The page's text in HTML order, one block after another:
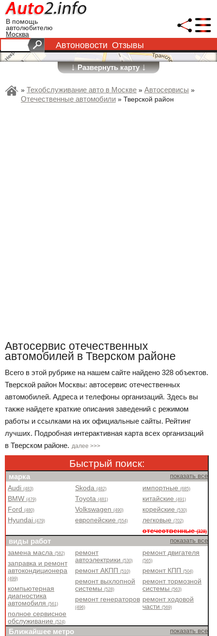
В помощь
автолюбителю
Москва
Автоновости Отзывы
↓Развернуть карту↓
» Техобслуживание авто в Москве » Автосервисы »
Отечественные автомобили » Тверской район
Автосервис отечественных
автомобилей в Тверском районе
Всего в этой рубрике на нашем сайте найдено 328 объектов.
Тверской район Москвы: автосервис отечественных
автомобилей. Адреса и телефоны организаций. Здесь вы
также найдете краткие описания заведений с режимом
работы и ссылками на их официальные сайты. Рейтинг
лучших. Подробная интерактивная карта всех организаций
в Тверском районе. далее >>>
Быстрый поиск:
марка показать все
Audi(483)
BMW(479)
Ford(480)
Hyundai(479)
Skoda(482)
Toyota(481)
Volkswagen(490)
европейские(554)
импортные(685)
китайские(491)
корейские(530)
легковые(702)
отечественные(328)
виды работ показать все
замена масла(582)
заправка и ремонт
автокондиционера
(499)
компьютерная
диагностика
автомобиля(561)
полное сервисное
обслуживание(524)
ремонт
автоэлектрики(530)
ремонт АКПП(510)
ремонт выхлопной
системы(528)
ремонт генераторов
(496)
ремонт двигателя
(565)
ремонт КПП(504)
ремонт тормозной
системы(563)
ремонт ходовой
части(569)
Ближайшее метро показать все